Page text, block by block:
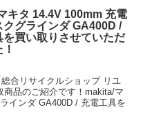
キタ 14.4V 100mm 充電
クグラインダ GA400D /
を買い取りさせていただ
合リサイクルショップ リユ
商品のご紹介です！makita/マ
インダ GA400D / 充電工具を